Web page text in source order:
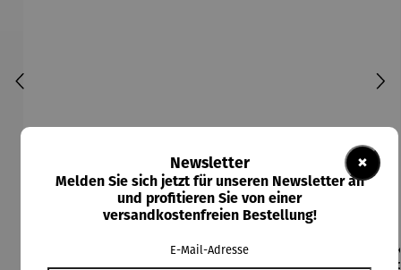
nlage
Champagn
erkühler
Champagn
erkühler
erkühler
×
Newsletter
Melden Sie sich jetzt für unseren Newsletter an
und profitieren Sie von einer
versandkostenfreien Bestellung!
E-Mail-Adresse